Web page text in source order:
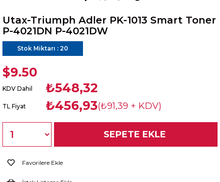
Utax-Triumph Adler PK-1013 Smart Toner
P-4021DN P-4021DW
Stok Miktarı : 20
$9.50
KDV Dahil ₺548,32
TL Fiyat ₺456,93(₺91,39 + KDV)
Favorilere Ekle